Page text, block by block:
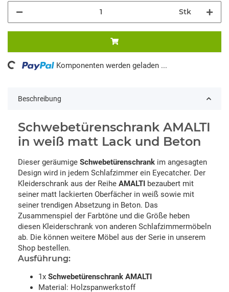
Stk
Komponenten werden geladen ...
Beschreibung
Schwebetürenschrank AMALTI
in weiß matt Lack und Beton
Dieser geräumige Schwebetürenschrank im angesagten
Design wird in jedem Schlafzimmer ein Eyecatcher. Der
Kleiderschrank aus der Reihe AMALTI bezaubert mit
seiner matt lackierten Oberfächer in weiß sowie mit
seiner trendigen Absetzung in Beton. Das
Zusammenspiel der Farbtöne und die Größe heben
diesen Kleiderschrank von anderen Schlafzimmermöbeln
ab. Die können weitere Möbel aus der Serie in unserem
Shop bestellen.
Ausführung:
1x Schwebetürenschrank AMALTI
Material: Holzspanwerkstoff